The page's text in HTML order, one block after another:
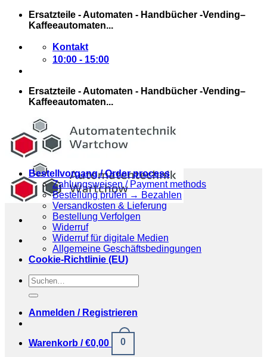
Zum
Ersatzteile - Automaten - Handbücher -Vending–
Kaffeeautomaten...
Kontakt
10:00 - 15:00
Ersatzteile - Automaten - Handbücher -Vending–
Kaffeeautomaten...
Bestellvorgang / Order process
Zahlungsweisen / Payment methods
Bestellung prüfen → Bezahlen
Versandkosten & Lieferung
Bestellung Verfolgen
Widerruf
Widerruf für digitale Medien
Allgemeine Geschäftsbedingungen
Cookie-Richtlinie (EU)
Suchen
nach:
Anmelden / Registrieren
Warenkorb /€0,00 0